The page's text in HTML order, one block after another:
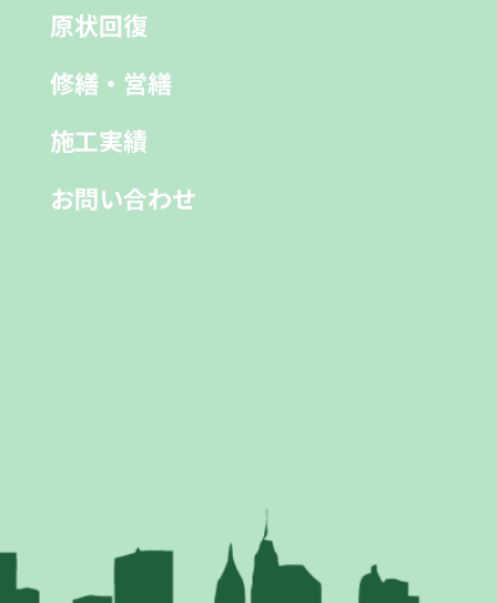
原状回復
修繕・営繕
施工実績
お問い合わせ